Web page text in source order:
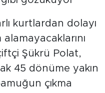
kurtlardan dolayı
Şükrü Polat,
45 dönüme yakın
çıkma